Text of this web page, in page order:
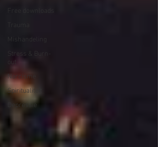
Mishandeling
Stress & Burn-
out
Narcisme
Spiritualiteit
Depressie